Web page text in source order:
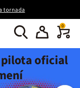
tornada
0
oficial